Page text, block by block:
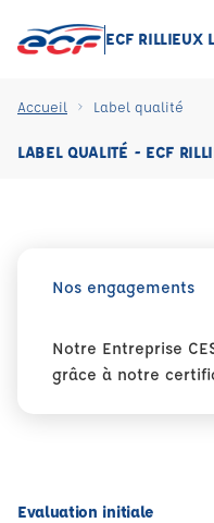
ECF RILLIEUX
Accueil Label qualité
LABEL QUALITÉ - ECF
Nos engagements
Notre Entreprise
grâce à notre
Evaluation initiale